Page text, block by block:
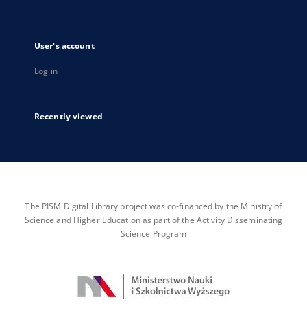
User's account
Log in
Recently viewed
The PISM Digital Library project was co-financed by the Ministry of
Science and Higher Education as part of the Activity Disseminating
Science Program